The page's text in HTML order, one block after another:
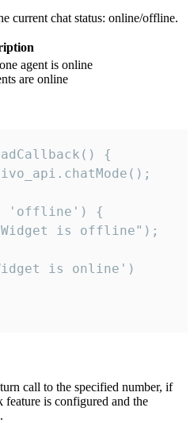
current chat status: online/offline.
agent is online
are online
{
'offline') {
is offline");
is online')
call to the specified number, if
feature is configured and the